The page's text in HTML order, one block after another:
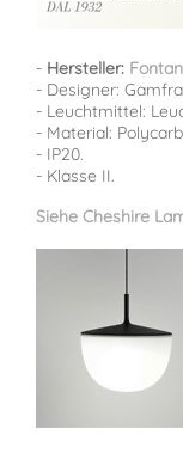
- Hersteller:
- Designer:
- Leuchtmittel:
- Material:
- IP20.
- Klasse II.
Siehe Cheshire